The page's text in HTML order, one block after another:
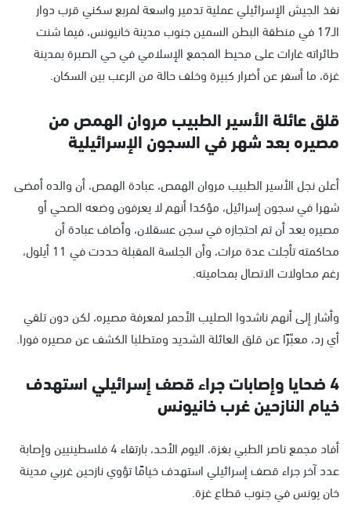
نفذ الجيش الإسرائيلي عملية تدمير واسعة لمربع سكني قرب دوار
الـ17 في منطقة البطن السمين جنوب مدينة خانيونس، فيما شنت
طائراته غارات على محيط المجمع الإسلامي في حي الصبرة بمدينة
غزة، ما أسفر عن أضرار كبيرة وخلف حالة من الرعب بين السكان.
قلق عائلة الأسير الطبيب مروان الهمص من
مصيره بعد شهر في السجون الإسرائيلية
أعلن نجل الأسير الطبيب مروان الهمص، عبادة الهمص، أن والده أمضى
شهرا في سجون إسرائيل، مؤكدا أنهم لا يعرفون وضعه الصحي أو
مصيره بعد أن تم احتجازه في سجن عسقلان، وأضاف عبادة أن
محاكمته تأجلت عدة مرات، وأن الجلسة المقبلة حددت في 11 أيلول،
رغم محاولات الاتصال بمحاميته.
وأشار إلى أنهم ناشدوا الصليب الأحمر لمعرفة مصيره، لكن دون تلقي
أي رد، معبّرًا عن قلق العائلة الشديد ومتطلبا الكشف عن مصيره فورا.
4 ضحايا وإصابات جراء قصف إسرائيلي استهدف
خيام النازحين غرب خانيونس
أفاد مجمع ناصر الطبي بغزة، اليوم الأحد، بارتقاء 4 فلسطينيين وإصابة
عدد آخر جراء قصف إسرائيلي استهدف خيامًا تؤوي نازحين غربي مدينة
خان يونس في جنوب قطاع غزة.